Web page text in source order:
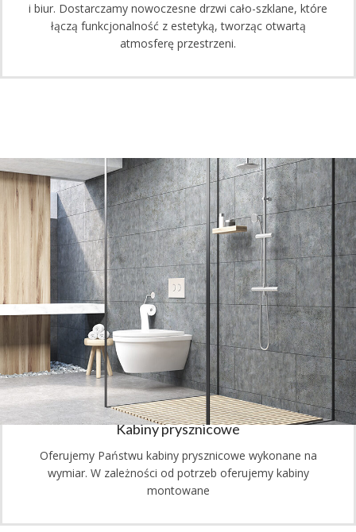
i biur. Dostarczamy nowoczesne drzwi cało-szklane, które
łączą funkcjonalność z estetyką, tworząc otwartą
atmosferę przestrzeni.
Kabiny prysznicowe
Oferujemy Państwu kabiny prysznicowe wykonane na
wymiar. W zależności od potrzeb oferujemy kabiny
montowane